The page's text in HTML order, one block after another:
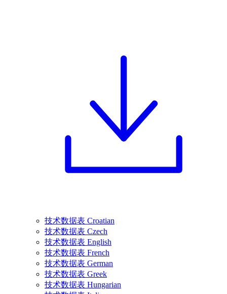
技术数据表 Croatian
技术数据表 Czech
技术数据表 English
技术数据表 French
技术数据表 German
技术数据表 Greek
技术数据表 Hungarian